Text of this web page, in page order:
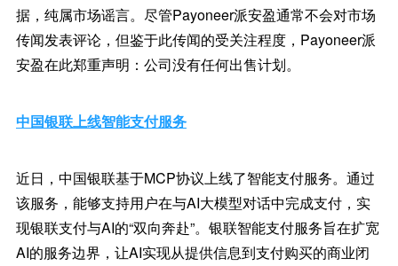
据，纯属市场谣言。尽管Payoneer派安盈通常不会对市场
传闻发表评论，但鉴于此传闻的受关注程度，Payoneer派
安盈在此郑重声明：公司没有任何出售计划。
中国银联上线智能支付服务
近日，中国银联基于MCP协议上线了智能支付服务。通过
该服务，能够支持用户在与AI大模型对话中完成支付，实
现银联支付与AI的“双向奔赴”。银联智能支付服务旨在扩宽
AI的服务边界，让AI实现从提供信息到支付购买的商业闭